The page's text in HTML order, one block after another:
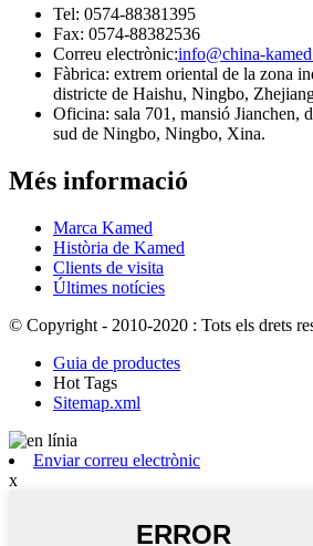
Tel: 0574-88381395
Fax: 0574-88382536
Correu electrònic:info@china-
Fàbrica: extrem oriental de la zona
districte de Haishu, Ningbo,
Oficina: sala 701, mansió Jianchen,
sud de Ningbo, Ningbo, Xina.
Més informació
Marca Kamed
Història de Kamed
Clients de visita
Últimes notícies
© Copyright - 2010-2020 : Tots els drets
Guia de productes
Hot Tags
Sitemap.xml
Enviar correu electrònic
x